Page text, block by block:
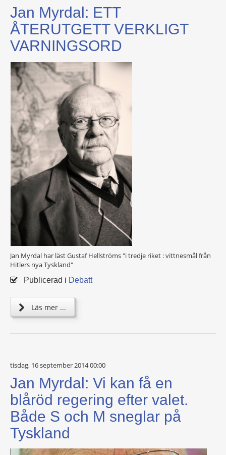
Jan Myrdal: ETT
ÅTERUTGETT VERKLIGT
VARNINGSORD
Jan Myrdal har läst Gustaf Hellströms "i tredje riket : vittnesmål från
Hitlers nya Tyskland"
Publicerad i Debatt
Läs mer ...
tisdag, 16 september 2014 00:00
Jan Myrdal: Vi kan få en
blåröd regering efter valet.
Både S och M sneglar på
Tyskland